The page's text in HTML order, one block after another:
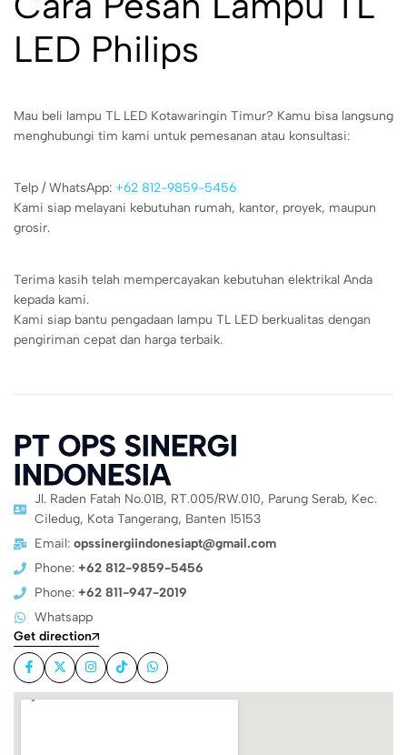
LED Philips
Mau beli lampu TL LED Kotawaringin Timur? Kamu bisa langsung
menghubungi tim kami untuk pemesanan atau konsultasi:
Telp / WhatsApp: +62 812-9859-5456
Kami siap melayani kebutuhan rumah, kantor, proyek, maupun
grosir.
Terima kasih telah mempercayakan kebutuhan elektrikal Anda
kepada kami.
Kami siap bantu pengadaan lampu TL LED berkualitas dengan
pengiriman cepat dan harga terbaik.
PT OPS SINERGI
INDONESIA
Jl. Raden Fatah No.01B, RT.005/RW.010, Parung Serab, Kec.
Ciledug, Kota Tangerang, Banten 15153
Email: opssinergiindonesiapt@gmail.com
Phone: +62 812-9859-5456
Phone: +62 811-947-2019
Whatsapp
Get direction